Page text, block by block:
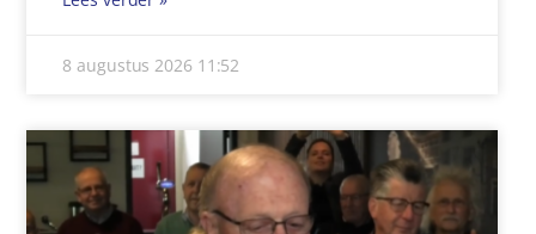
8 augustus 2026 11:52